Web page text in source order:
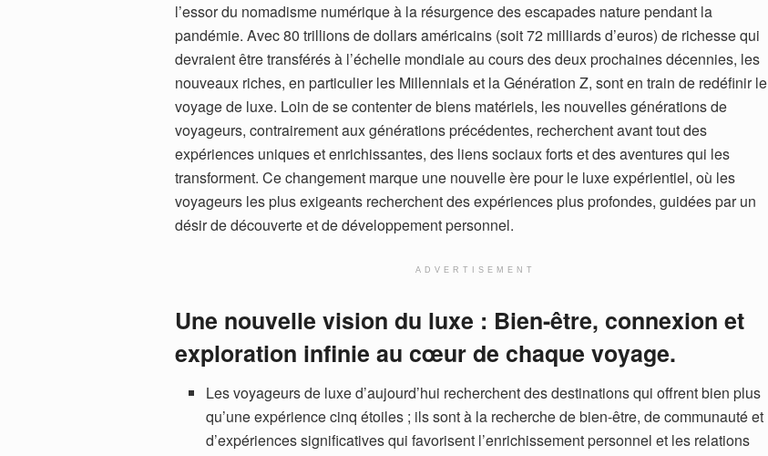
l’essor du nomadisme numérique à la résurgence des escapades nature pendant la
pandémie. Avec 80 trillions de dollars américains (soit 72 milliards d’euros) de richesse qui
devraient être transférés à l’échelle mondiale au cours des deux prochaines décennies, les
nouveaux riches, en particulier les Millennials et la Génération Z, sont en train de redéfinir le
voyage de luxe. Loin de se contenter de biens matériels, les nouvelles générations de
voyageurs, contrairement aux générations précédentes, recherchent avant tout des
expériences uniques et enrichissantes, des liens sociaux forts et des aventures qui les
transforment. Ce changement marque une nouvelle ère pour le luxe expérientiel, où les
voyageurs les plus exigeants recherchent des expériences plus profondes, guidées par un
désir de découverte et de développement personnel.
ADVERTISEMENT
Une nouvelle vision du luxe : Bien-être, connexion et
exploration infinie au cœur de chaque voyage.
Les voyageurs de luxe d’aujourd’hui recherchent des destinations qui offrent bien plus
qu’une expérience cinq étoiles ; ils sont à la recherche de bien-être, de communauté et
d’expériences significatives qui favorisent l’enrichissement personnel et les relations